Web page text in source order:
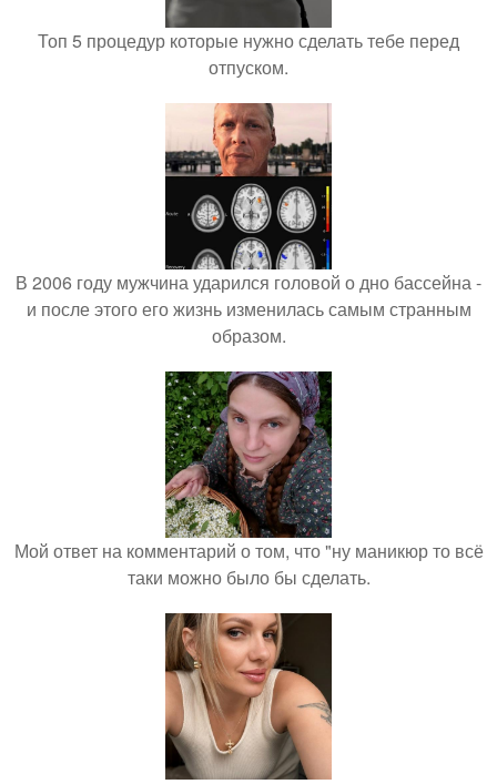
Топ 5 процедур которые нужно сделать тебе перед
отпуском.
В 2006 году мужчина ударился головой о дно бассейна -
и после этого его жизнь изменилась самым странным
образом.
Мой ответ на комментарий о том, что "ну маникюр то всё
таки можно было бы сделать.